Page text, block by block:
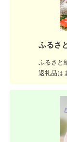
ふるさ
ふるさと
返礼品は